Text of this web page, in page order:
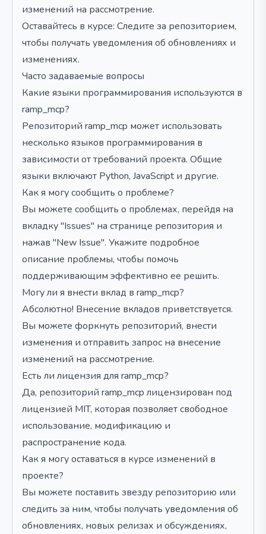
изменений на рассмотрение.
Оставайтесь в курсе: Следите за репозиторием,
чтобы получать уведомления об обновлениях и
изменениях.
Часто задаваемые вопросы
Какие языки программирования используются в
ramp_mcp?
Репозиторий ramp_mcp может использовать
несколько языков программирования в
зависимости от требований проекта. Общие
языки включают Python, JavaScript и другие.
Как я могу сообщить о проблеме?
Вы можете сообщить о проблемах, перейдя на
вкладку "Issues" на странице репозитория и
нажав "New Issue". Укажите подробное
описание проблемы, чтобы помочь
поддерживающим эффективно ее решить.
Могу ли я внести вклад в ramp_mcp?
Абсолютно! Внесение вкладов приветствуется.
Вы можете форкнуть репозиторий, внести
изменения и отправить запрос на внесение
изменений на рассмотрение.
Есть ли лицензия для ramp_mcp?
Да, репозиторий ramp_mcp лицензирован под
лицензией MIT, которая позволяет свободное
использование, модификацию и
распространение кода.
Как я могу оставаться в курсе изменений в
проекте?
Вы можете поставить звезду репозиторию или
следить за ним, чтобы получать уведомления об
обновлениях, новых релизах и обсуждениях,